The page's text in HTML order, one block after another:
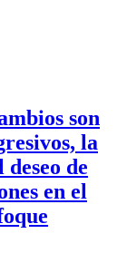
son
la
de
en el